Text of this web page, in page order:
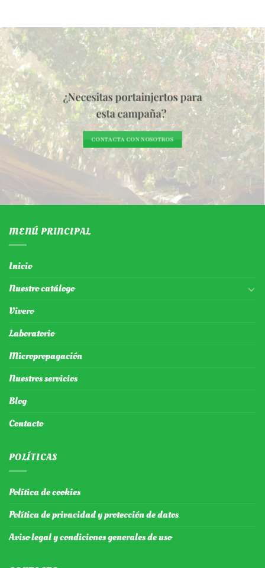
¿Necesitas portainjertos para
esta campaña?
CONTACTA CON NOSOTROS
MENÚ PRINCIPAL
Inicio
Nuestro catálogo
Vivero
Laboratorio
Micropropagación
Nuestros servicios
Blog
Contacto
POLÍTICAS
Política de cookies
Política de privacidad y protección de datos
Aviso legal y condiciones generales de uso